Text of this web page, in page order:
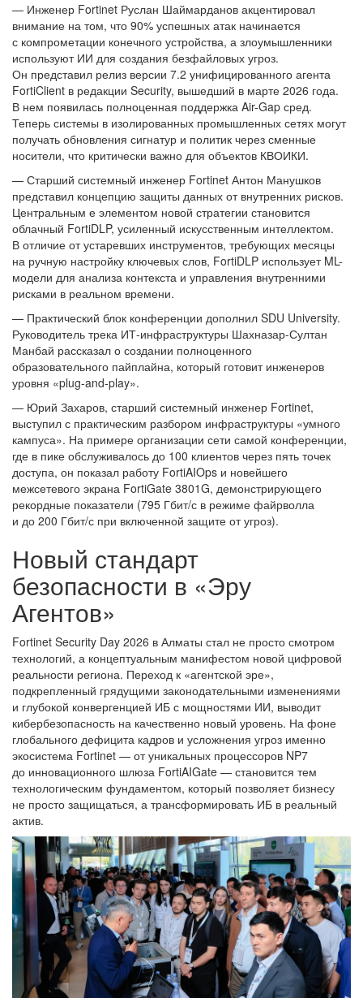
— Инженер Fortinet Руслан Шаймарданов акцентировал
внимание на том, что 90% успешных атак начинается
с компрометации конечного устройства, а злоумышленники
используют ИИ для создания безфайловых угроз.
Он представил релиз версии 7.2 унифицированного агента
FortiClient в редакции Security, вышедший в марте 2026 года.
В нем появилась полноценная поддержка Air-Gap сред.
Теперь системы в изолированных промышленных сетях могут
получать обновления сигнатур и политик через сменные
носители, что критически важно для объектов КВОИКИ.
— Старший системный инженер Fortinet Антон Манушков
представил концепцию защиты данных от внутренних рисков.
Центральным е элементом новой стратегии становится
облачный FortiDLP, усиленный искусственным интеллектом.
В отличие от устаревших инструментов, требующих месяцы
на ручную настройку ключевых слов, FortiDLP использует ML-
модели для анализа контекста и управления внутренними
рисками в реальном времени.
— Практический блок конференции дополнил SDU University.
Руководитель трека ИТ-инфраструктуры Шахназар-Султан
Манбай рассказал о создании полноценного
образовательного пайплайна, который готовит инженеров
уровня «plug-and-play».
— Юрий Захаров, старший системный инженер Fortinet,
выступил с практическим разбором инфраструктуры «умного
кампуса». На примере организации сети самой конференции,
где в пике обслуживалось до 100 клиентов через пять точек
доступа, он показал работу FortiAIOps и новейшего
межсетевого экрана FortiGate 3801G, демонстрирующего
рекордные показатели (795 Гбит/с в режиме файрволла
и до 200 Гбит/с при включенной защите от угроз).
Новый стандарт
безопасности в «Эру
Агентов»
Fortinet Security Day 2026 в Алматы стал не просто смотром
технологий, а концептуальным манифестом новой цифровой
реальности региона. Переход к «агентской эре»,
подкрепленный грядущими законодательными изменениями
и глубокой конвергенцией ИБ с мощностями ИИ, выводит
кибербезопасность на качественно новый уровень. На фоне
глобального дефицита кадров и усложнения угроз именно
экосистема Fortinet — от уникальных процессоров NP7
до инновационного шлюза FortiAIGate — становится тем
технологическим фундаментом, который позволяет бизнесу
не просто защищаться, а трансформировать ИБ в реальный
актив.